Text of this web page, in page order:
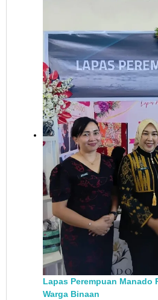
Lapas Perempuan Manado
Warga Binaan